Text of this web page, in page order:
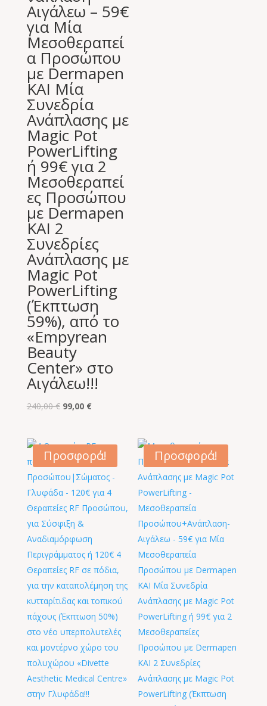
Αιγάλεω – 59€
για Μία
Μεσοθεραπεί
α Προσώπου
με Dermapen
ΚΑΙ Μία
Συνεδρία
Ανάπλασης με
Magic Pot
PowerLifting
ή 99€ για 2
Μεσοθεραπεί
ες Προσώπου
με Dermapen
ΚΑΙ 2
Συνεδρίες
Ανάπλασης με
Magic Pot
PowerLifting
(Έκπτωση
59%), από το
«Empyrean
Beauty
Center» στο
Αιγάλεω!!!
240,00€ Original
240,00 €.
99,00 €Η
είναι:
99,00 €.
Προσφορά! Προσφορά!